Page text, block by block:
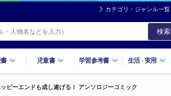
カテゴリ・ジャンル一覧
検索
児童書 学習参考書 生活・実用
ピーエンドも成し遂げる！ アンソロジーコミック